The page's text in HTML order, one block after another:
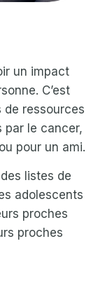
un impact
C’est
de ressources
par le cancer,
pour un ami.
listes de
adolescents
proches
proches